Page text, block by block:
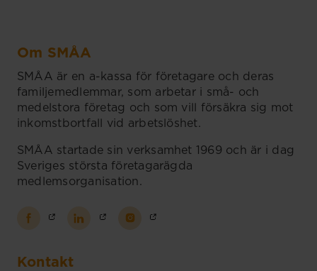
Om SMÅA
SMÅA är en a-kassa för företagare och deras
familjemedlemmar, som arbetar i små- och
medelstora företag och som vill försäkra sig mot
inkomstbortfall vid arbetslöshet.
SMÅA startade sin verksamhet 1969 och är i dag
Sveriges största företagarägda
medlemsorganisation.
Kontakt